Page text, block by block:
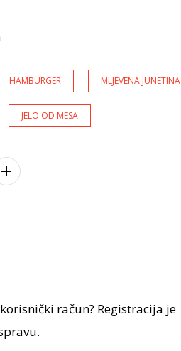
HAMBURGER MLJEVENA JUNETINA
JELO OD MESA
račun? Registracija je